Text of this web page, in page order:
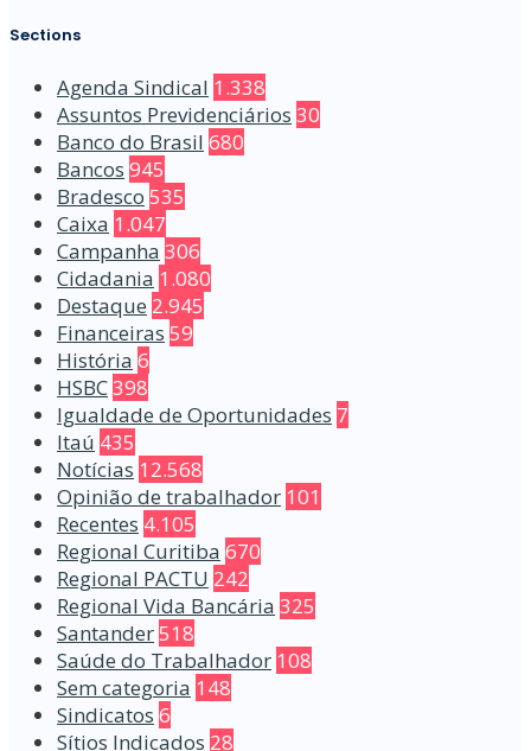
Sections
Agenda Sindical 1.338
Assuntos Previdenciários 30
Banco do Brasil 680
Bancos 945
Bradesco 535
Caixa 1.047
Campanha 306
Cidadania 1.080
Destaque 2.945
Financeiras 59
História 6
HSBC398
Igualdade de Oportunidades 7
Itaú 435
Notícias 12.568
Opinião de trabalhador 101
Recentes 4.105
Regional Curitiba 670
Regional PACTU 242
Regional Vida Bancária 325
Santander518
Saúde do Trabalhador 108
Sem categoria 148
Sindicatos 6
Sítios Indicados 28